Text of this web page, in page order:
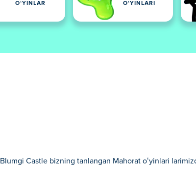
OʻYINLAR
OʻYINLARI
Castle bizning tanlangan Mahorat oʻyinlari